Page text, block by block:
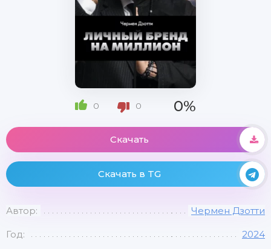
0 0 0%
Скачать
Скачать в TG
Автор: Чермен Дзотти
Год: 2024